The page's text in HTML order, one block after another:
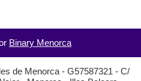
Binary Menorca
de Menorca - G57587321 - C/